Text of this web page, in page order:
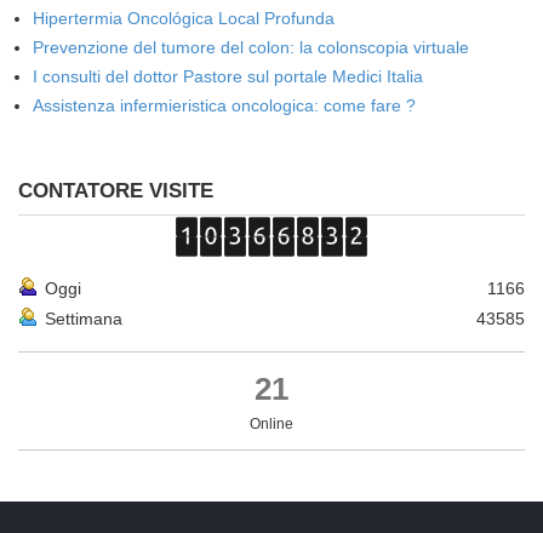
Hipertermia Oncológica Local Profunda
Prevenzione del tumore del colon: la colonscopia virtuale
I consulti del dottor Pastore sul portale Medici Italia
Assistenza infermieristica oncologica: come fare ?
CONTATORE VISITE
Oggi
1166
Settimana
43585
21
Online